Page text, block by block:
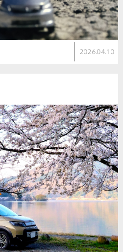
2026.04.10